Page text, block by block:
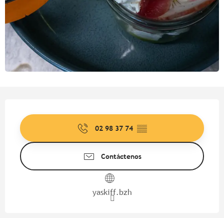
02 98 37 74 ▒▒
Contáctenos
yaskiff.bzh